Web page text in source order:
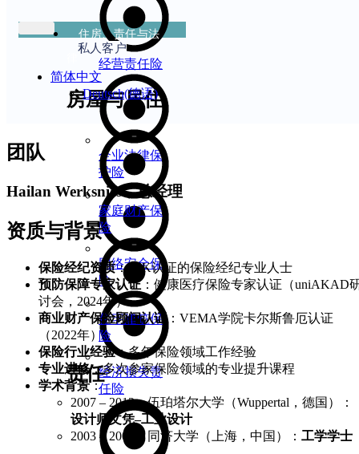
经营责任险
企业法律保
护险
网络安全保
险
经济损失责
任险
住房、责任与法
房屋与居住
家庭财产保
险
住宅建筑保
险
责任
私人客户
简体中文
Deutsch(德语)
团队
Hailan Werksnies，总经理
资质与背景
保险经纪资质：IHK认证的保险经纪专业人士
预防保障专家认证：健康医疗保险专家认证（uniAKAD
讨会，2024年）
商业财产保险顾问认证 ：VEMA学院卡尔斯鲁厄认证
（2022年）
保险行业经验：多年保险领域工作经验
专业进修：多次参家保险领域的专业提升课程
学术背景：
2007 – 2012：伍珀塔尔大学（Wuppertal，德国）：
设计师文凭–工业设计
2003 – 2007：同济大学（上海，中国）： 工学学士